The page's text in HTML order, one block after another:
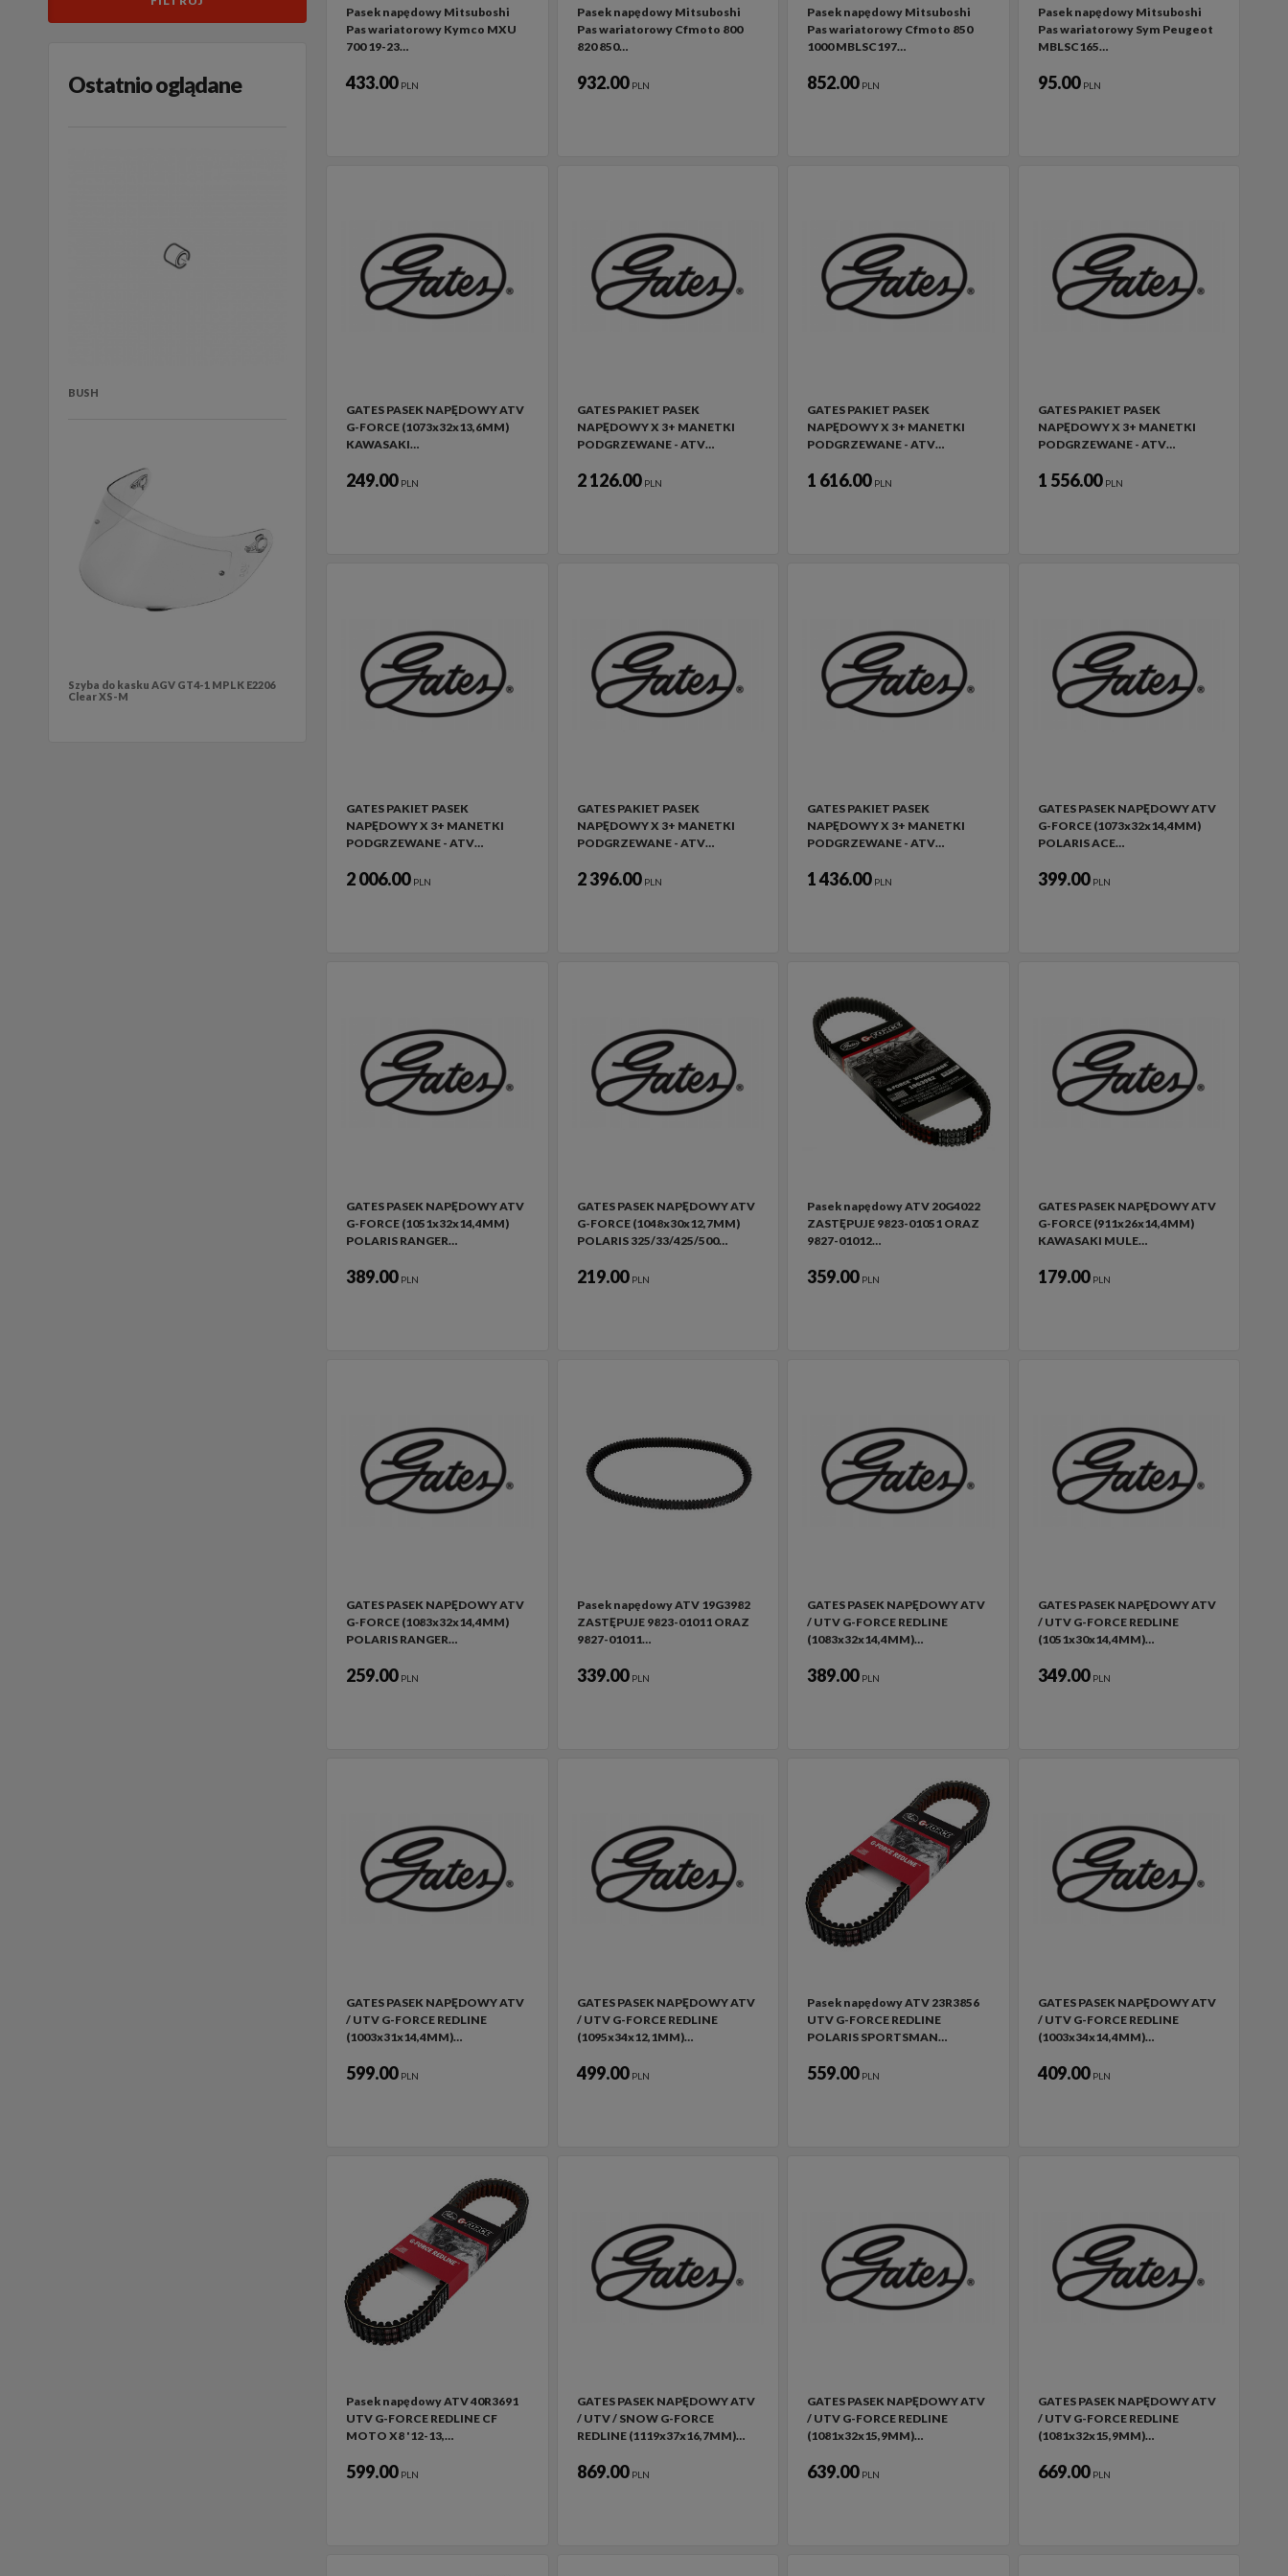
Ostatnio oglądane
BUSH
Szyba do kasku AGV GT4-1 MPLK E2206
Clear XS-M
Pasek napędowy Mitsuboshi
Pas wariatorowy Kymco MXU
700 19-23…
433.00 PLN
Pasek napędowy Mitsuboshi
Pas wariatorowy Cfmoto 800
820 850…
932.00 PLN
Pasek napędowy Mitsuboshi
Pas wariatorowy Cfmoto 850
1000 MBLSC197…
852.00 PLN
Pasek napędowy Mitsuboshi
Pas wariatorowy Sym Peugeot
MBLSC165…
95.00 PLN
GATES PASEK NAPĘDOWY ATV
G-FORCE (1073x32x13,6MM)
KAWASAKI…
249.00 PLN
GATES PAKIET PASEK
NAPĘDOWY X 3+ MANETKI
PODGRZEWANE - ATV…
2 126.00 PLN
GATES PAKIET PASEK
NAPĘDOWY X 3+ MANETKI
PODGRZEWANE - ATV…
1 616.00 PLN
GATES PAKIET PASEK
NAPĘDOWY X 3+ MANETKI
PODGRZEWANE - ATV…
1 556.00 PLN
GATES PAKIET PASEK
NAPĘDOWY X 3+ MANETKI
PODGRZEWANE - ATV…
2 006.00 PLN
GATES PAKIET PASEK
NAPĘDOWY X 3+ MANETKI
PODGRZEWANE - ATV…
2 396.00 PLN
GATES PAKIET PASEK
NAPĘDOWY X 3+ MANETKI
PODGRZEWANE - ATV…
1 436.00 PLN
GATES PASEK NAPĘDOWY ATV
G-FORCE (1073x32x14,4MM)
POLARIS ACE…
399.00 PLN
GATES PASEK NAPĘDOWY ATV
G-FORCE (1051x32x14,4MM)
POLARIS RANGER…
389.00 PLN
GATES PASEK NAPĘDOWY ATV
G-FORCE (1048x30x12,7MM)
POLARIS 325/33/425/500…
219.00 PLN
Pasek napędowy ATV 20G4022
ZASTĘPUJE 9823-01051 ORAZ
9827-01012…
359.00 PLN
GATES PASEK NAPĘDOWY ATV
G-FORCE (911x26x14,4MM)
KAWASAKI MULE…
179.00 PLN
GATES PASEK NAPĘDOWY ATV
G-FORCE (1083x32x14,4MM)
POLARIS RANGER…
259.00 PLN
Pasek napędowy ATV 19G3982
ZASTĘPUJE 9823-01011 ORAZ
9827-01011…
339.00 PLN
GATES PASEK NAPĘDOWY ATV
/ UTV G-FORCE REDLINE
(1083x32x14,4MM)…
389.00 PLN
GATES PASEK NAPĘDOWY ATV
/ UTV G-FORCE REDLINE
(1051x30x14,4MM)…
349.00 PLN
GATES PASEK NAPĘDOWY ATV
/ UTV G-FORCE REDLINE
(1003x31x14,4MM)…
599.00 PLN
GATES PASEK NAPĘDOWY ATV
/ UTV G-FORCE REDLINE
(1095x34x12,1MM)…
499.00 PLN
Pasek napędowy ATV 23R3856
UTV G-FORCE REDLINE
POLARIS SPORTSMAN…
559.00 PLN
GATES PASEK NAPĘDOWY ATV
/ UTV G-FORCE REDLINE
(1003x34x14,4MM)…
409.00 PLN
Pasek napędowy ATV 40R3691
UTV G-FORCE REDLINE CF
MOTO X8 '12-13,…
599.00 PLN
GATES PASEK NAPĘDOWY ATV
/ UTV / SNOW G-FORCE
REDLINE (1119x37x16,7MM)…
869.00 PLN
GATES PASEK NAPĘDOWY ATV
/ UTV G-FORCE REDLINE
(1081x32x15,9MM)…
639.00 PLN
GATES PASEK NAPĘDOWY ATV
/ UTV G-FORCE REDLINE
(1081x32x15,9MM)…
669.00 PLN